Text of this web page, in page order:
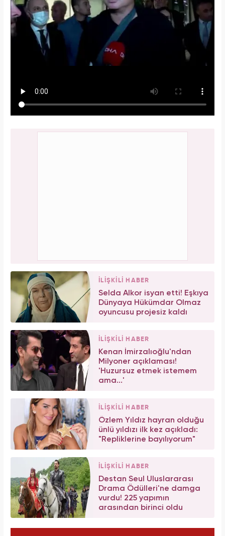
İLİŞKİLİ HABER
Selda Alkor isyan etti! Eşkıya
Dünyaya Hükümdar Olmaz
oyuncusu projesiz kaldı
İLİŞKİLİ HABER
Kenan İmirzalıoğlu'ndan
Milyoner açıklaması!
'Huzursuz etmek istemem
ama...'
İLİŞKİLİ HABER
Özlem Yıldız hayran olduğu
ünlü yıldızı ilk kez açıkladı:
"Repliklerine bayılıyorum"
İLİŞKİLİ HABER
Destan Seul Uluslararası
Drama Ödülleri'ne damga
vurdu! 225 yapımın
arasından birinci oldu